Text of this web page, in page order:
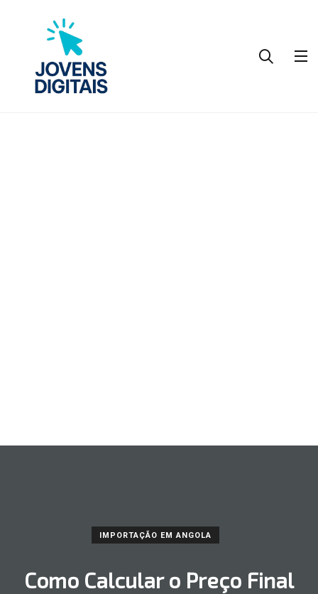
IMPORTAÇÃO EM ANGOLA
Como Calcular o Preço Final